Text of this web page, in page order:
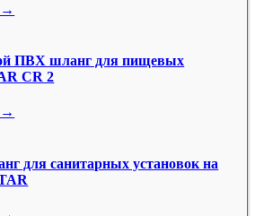
→
ПВХ шланг для пищевых
CR 2
→
для санитарных установок на